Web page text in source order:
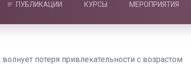
ПУБЛИКАЦИИ КУРСЫ МЕРОПРИЯТИЯ
потеря привлекательности с возрастом